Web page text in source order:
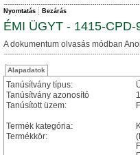
Nyomtatás Bezárás
ÉMI ÜGYT - 1415-CPD-
A dokumentum olvasás módban
Alapadatok
Tanúsítvány típus:
Tanúsítvány azonosító
Tanúsított üzem:
Termék kategória:
Termékkör: